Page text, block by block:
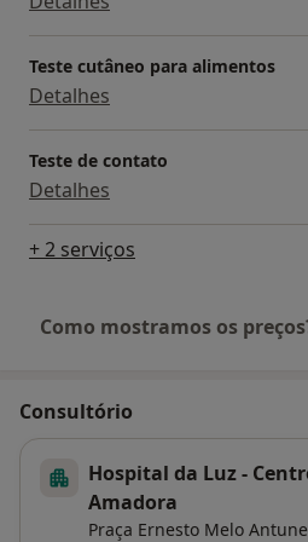
Teste cutâneo para alimentos
Detalhes
Teste de contato
Detalhes
+ 2 serviços
Como mostramos os
Consultório
Hospital da Luz -
Amadora
Praça Ernesto Melo